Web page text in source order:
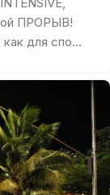
ПРОРЫВ!
для спо...